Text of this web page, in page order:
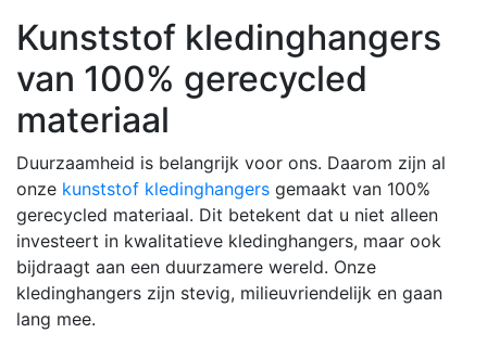
Kunststof kledinghangers
van 100% gerecycled
materiaal
Duurzaamheid is belangrijk voor ons. Daarom zijn al
onze kunststof kledinghangers gemaakt van 100%
gerecycled materiaal. Dit betekent dat u niet alleen
investeert in kwalitatieve kledinghangers, maar ook
bijdraagt aan een duurzamere wereld. Onze
kledinghangers zijn stevig, milieuvriendelijk en gaan
lang mee.